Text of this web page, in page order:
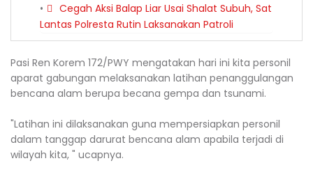
Cegah Aksi Balap Liar Usai Shalat Subuh, Sat
Lantas Polresta Rutin Laksanakan Patroli
Pasi Ren Korem 172/PWY mengatakan hari ini kita personil
aparat gabungan melaksanakan latihan penanggulangan
bencana alam berupa becana gempa dan tsunami.
"Latihan ini dilaksanakan guna mempersiapkan personil
dalam tanggap darurat bencana alam apabila terjadi di
wilayah kita, " ucapnya.